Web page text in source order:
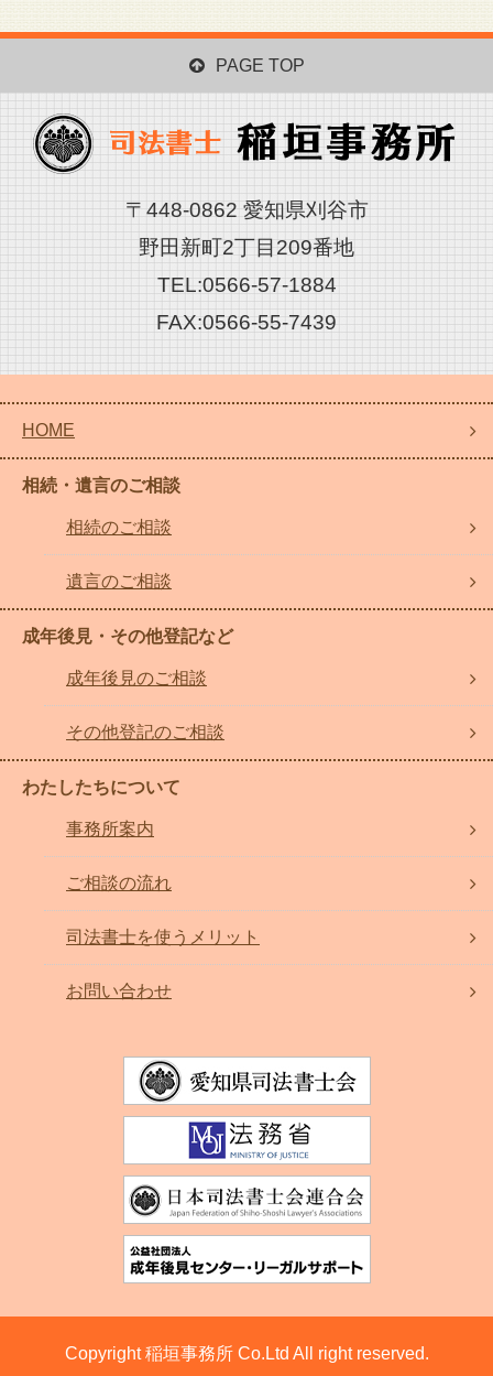
PAGE TOP
〒448-0862 愛知県刈谷市
野田新町2丁目209番地
TEL:0566-57-1884
FAX:0566-55-7439
HOME
相続・遺言のご相談
相続のご相談
遺言のご相談
成年後見・その他登記など
成年後見のご相談
その他登記のご相談
わたしたちについて
事務所案内
ご相談の流れ
司法書士を使うメリット
お問い合わせ
Copyright 稲垣事務所 Co.Ltd All right reserved.